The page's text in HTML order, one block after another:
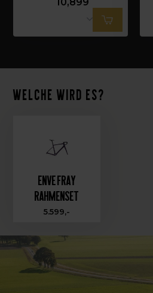
Welche wird es?
ENVE Fray
Rahmenset
5.599,-